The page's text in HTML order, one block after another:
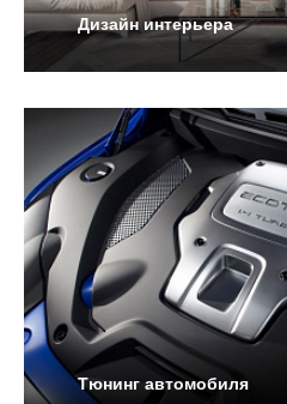
Дизайн интерьера
Тюнинг автомобиля